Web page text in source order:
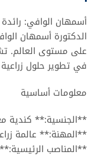
أسمهان الوافي: رائدة
الدكتورة أسمهان
في تطوير حلول
معلومات أساسية
**الجنسية:** كندية
**المهنة:** عالمة